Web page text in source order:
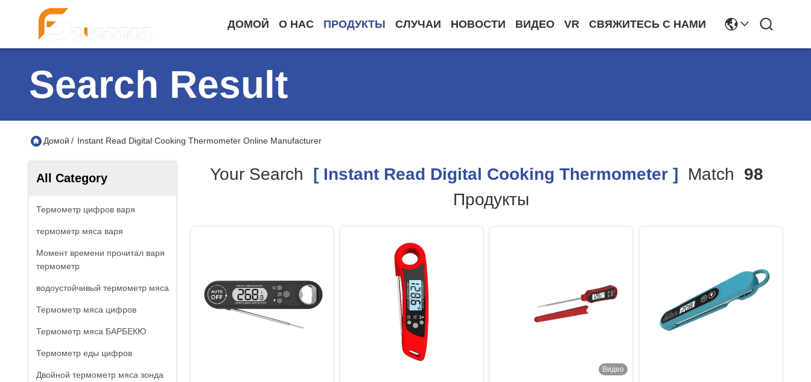
ДОМОЙ О НАС ПРОДУКТЫ СЛУЧАИ НОВОСТИ ВИДЕО VR СВЯЖИТЕСЬ С НАМИ
Search Result
Домой / Instant Read Digital Cooking Thermometer Online Manufacturer
All Category
Термометр цифров варя
термометр мяса варя
Момент времени прочитал варя
термометр
водоустойчивый термометр мяса
Термометр мяса цифров
Термометр мяса БАРБЕКЮ
Термометр еды цифров
Двойной термометр мяса зонда
Your Search [ Instant Read Digital Cooking Thermometer ] Match 98
Продукты
Видео